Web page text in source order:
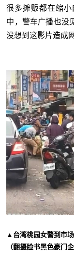
很多摊贩都在缩
中，警车广播也没
没想到这影片造成
▲台湾桃园女警到市
（翻摄脸书黑色豪门企